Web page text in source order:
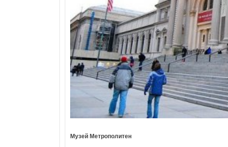
Музей Метрополитен